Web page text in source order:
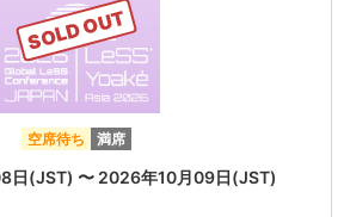
SOLD OUT
空席待ち 満席
日(JST) 〜 2026年10月09日(JST)